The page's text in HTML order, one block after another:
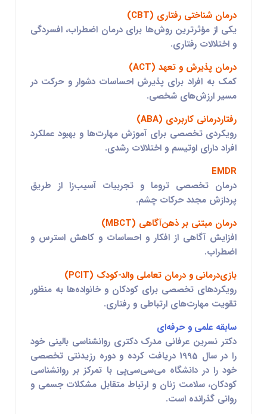
درمان شناختی رفتاری (CBT)
یکی از مؤثرترین روش‌ها برای درمان اضطراب، افسردگی
و اختلالات رفتاری.
درمان پذیرش و تعهد (ACT)
کمک به افراد برای پذیرش احساسات دشوار و حرکت در
مسیر ارزش‌های شخصی.
رفتاردرمانی کاربردی (ABA)
رویکردی تخصصی برای آموزش مهارت‌ها و بهبود عملکرد
افراد دارای اوتیسم و اختلالات رشدی.
EMDR
درمان تخصصی تروما و تجربیات آسیب‌زا از طریق
پردازش مجدد حرکات چشم.
درمان مبتنی بر ذهن‌آگاهی (MBCT)
افزایش آگاهی از افکار و احساسات و کاهش استرس و
اضطراب.
بازی‌درمانی و درمان تعاملی والد-کودک (PCIT)
رویکردهای تخصصی برای کودکان و خانواده‌ها به منظور
تقویت مهارت‌های ارتباطی و رفتاری.
سابقه علمی و حرفه‌ای
دکتر نسرین عرفانی مدرک دکتری روانشناسی بالینی خود
را در سال 1995 دریافت کرده و دوره رزیدنتی تخصصی
خود را در دانشگاه می‌سی‌سی‌پی با تمرکز بر روانشناسی
کودکان، سلامت زنان و ارتباط متقابل مشکلات جسمی و
روانی گذرانده است.